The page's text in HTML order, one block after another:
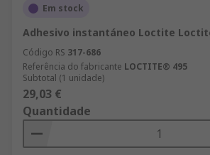
Em stock
Adhesivo instantáneo Loctite
Código RS 317-686
Referência do fabricante LOCTITE® 495
Subtotal (1 unidade)
29,03 €
Quantidade